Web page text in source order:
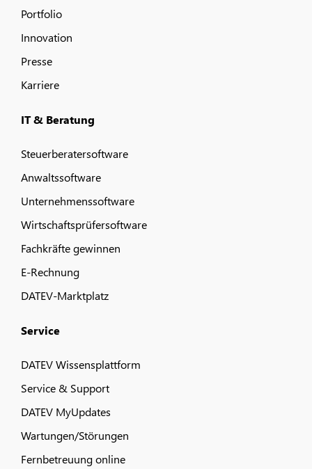
Portfolio
Innovation
Presse
Karriere
IT & Beratung
Steuerberatersoftware
Anwaltssoftware
Unternehmenssoftware
Wirtschaftsprüfersoftware
Fachkräfte gewinnen
E-Rechnung
DATEV-Marktplatz
Service
DATEV Wissensplattform
Service & Support
DATEV MyUpdates
Wartungen/Störungen
Fernbetreuung online